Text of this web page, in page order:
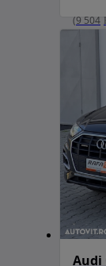
(9 504